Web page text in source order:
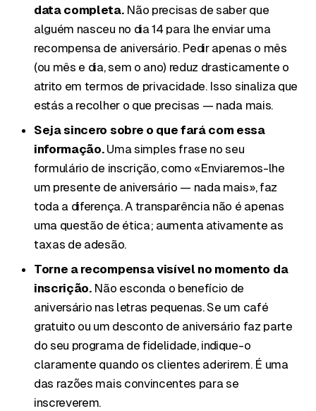
data completa.Não precisas de saber que
alguém nasceu no dia 14 para lhe enviar uma
recompensa de aniversário. Pedir apenas o mês
(ou mês e dia, sem o ano) reduz drasticamente o
atrito em termos de privacidade. Isso sinaliza que
estás a recolher o que precisas — nada mais.
Seja sincero sobre o que fará com essa
informação.Uma simples frase no seu
formulário de inscrição, como «Enviaremos-lhe
um presente de aniversário — nada mais», faz
toda a diferença. A transparência não é apenas
uma questão de ética; aumenta ativamente as
taxas de adesão.
Torne a recompensa visível no momento da
inscrição.Não esconda o benefício de
aniversário nas letras pequenas. Se um café
gratuito ou um desconto de aniversário faz parte
do seu programa de fidelidade, indique-o
claramente quando os clientes aderirem. É uma
das razões mais convincentes para se
inscreverem.